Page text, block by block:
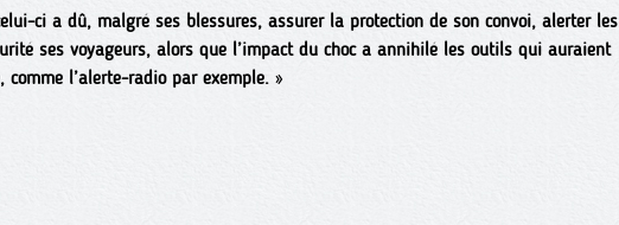
ci a dû, malgré ses blessures, assurer la protection de son convoi, alerter les
ses voyageurs, alors que l’impact du choc a annihilé les outils qui auraient
comme l’alerte-radio par exemple. »